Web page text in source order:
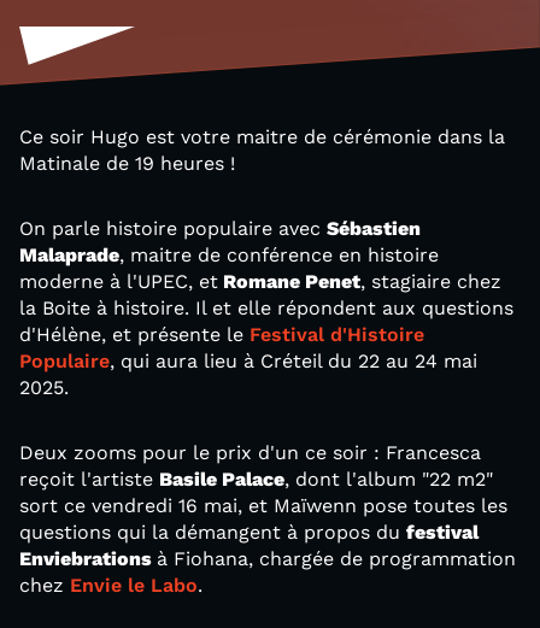
Ce soir Hugo est votre maitre de cérémonie dans la
Matinale de 19 heures !
On parle histoire populaire avec Sébastien
Malaprade, maitre de conférence en histoire
moderne à l'UPEC, et Romane Penet, stagiaire chez
la Boite à histoire. Il et elle répondent aux questions
d'Hélène, et présente le Festival d'Histoire
Populaire, qui aura lieu à Créteil du 22 au 24 mai
2025.
Deux zooms pour le prix d'un ce soir : Francesca
reçoit l'artiste Basile Palace, dont l'album "22 m2"
sort ce vendredi 16 mai, et Maïwenn pose toutes les
questions qui la démangent à propos du festival
Enviebrations à Fiohana, chargée de programmation
chez Envie le Labo.